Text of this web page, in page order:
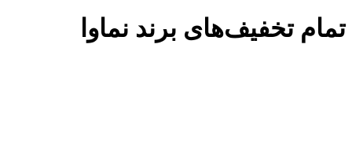
تمام تخفیف‌های برند نماوا